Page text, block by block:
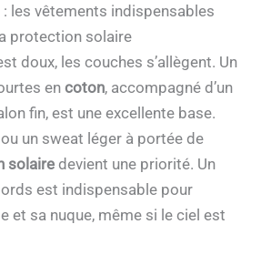
: les vêtements indispensables
protection solaire
doux, les couches s’allègent. Un
en coton, accompagné d’un
fin, est une excellente base.
un sweat léger à portée de
solaire devient une priorité. Un
est indispensable pour
et sa nuque, même si le ciel est